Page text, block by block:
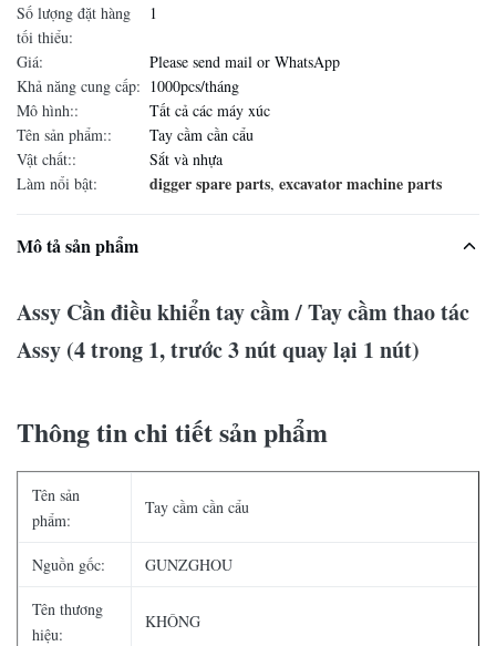
Số lượng đặt hàng
tối thiểu:
1
Giá:
Please send mail or WhatsApp
Khả năng cung cấp: 1000pcs/tháng
Mô hình::
Tất cả các máy xúc
Tên sản phẩm::
Tay cầm cần cẩu
Vật chất::
Sắt và nhựa
Làm nổi bật:
digger spare parts, excavator machine parts
Mô tả sản phẩm
Assy Cần điều khiển tay cầm / Tay cầm thao tác
Assy (4 trong 1, trước 3 nút quay lại 1 nút)
Thông tin chi tiết sản phẩm
Tên sản
phẩm:
Tay cầm cần cẩu
Nguồn gốc: GUNZGHOU
Tên thương
hiệu:
KHÔNG